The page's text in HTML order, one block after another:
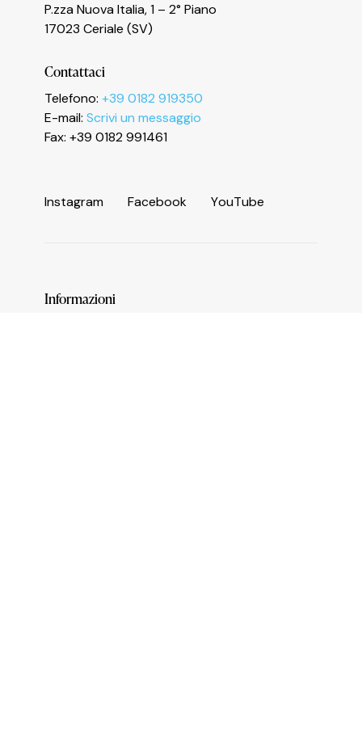
P.zza Nuova Italia, 1 – 2° Piano
17023 Ceriale (SV)
Contattaci
Telefono: +39 0182 919350
E-mail: Scrivi un messaggio
Fax: +39 0182 991461
Instagram Facebook YouTube
Informazioni